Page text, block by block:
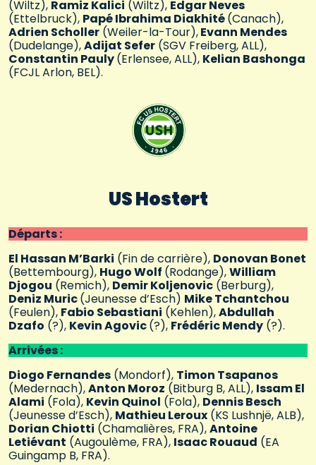
(Wiltz), Ramiz Kalici (Wiltz), Edgar Neves
(Ettelbruck), Papé Ibrahima Diakhité(Canach),
Adrien Scholler (Weiler-la-Tour),Evann Mendes
(Dudelange),Adijat Sefer (SGV Freiberg, ALL),
Constantin Pauly(Erlensee, ALL), Kelian Bashonga
(FCJL Arlon, BEL).
US Hostert
Départs :
El Hassan M’Barki (Fin de carrière), Donovan Bonet
(Bettembourg), Hugo Wolf (Rodange),William
Djogou (Remich), Demir Koljenovic (Berburg),
Deniz Muric(Jeunesse d’Esch) Mike Tchantchou
(Feulen), Fabio Sebastiani (Kehlen),Abdullah
Dzafo (?), Kevin Agovic(?), Frédéric Mendy (?).
Arrivées :
Diogo Fernandes (Mondorf), Timon Tsapanos
(Medernach),Anton Moroz (Bitburg B, ALL), Issam El
Alami (Fola), Kevin Quinol (Fola), Dennis Besch
(Jeunesse d’Esch), Mathieu Leroux (KS Lushnjë, ALB),
Dorian Chiotti (Chamalières, FRA),Antoine
Letiévant (Augoulème, FRA), Isaac Rouaud (EA
Guingamp B, FRA).